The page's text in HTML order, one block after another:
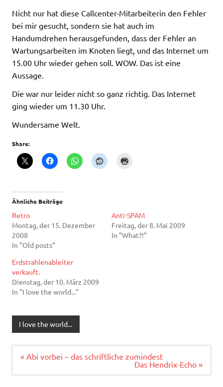
Nicht nur hat diese Callcenter-Mitarbeiterin den Fehler
bei mir gesucht, sondern sie hat auch im
Handumdrehen herausgefunden, dass der Fehler an
Wartungsarbeiten im Knoten liegt, und das Internet um
15.00 Uhr wieder gehen soll. WOW. Das ist eine
Aussage.
Die war nur leider nicht so ganz richtig. Das Internet
ging wieder um 11.30 Uhr.
Wundersame Welt.
Share:
Ähnliche Beiträge
Retro
Montag, der 15. Dezember
2008
In "Old posts"
Anti-SPAM
Freitag, der 8. Mai 2009
In "What?!"
Erdstrahlenableiter
verkauft.
Dienstag, der 10. März 2009
In "I love the world..."
I love the world...
Beitragsnavigation
« Abi vorbei – das schriftliche zumindest
Das Hendrix-Echo »